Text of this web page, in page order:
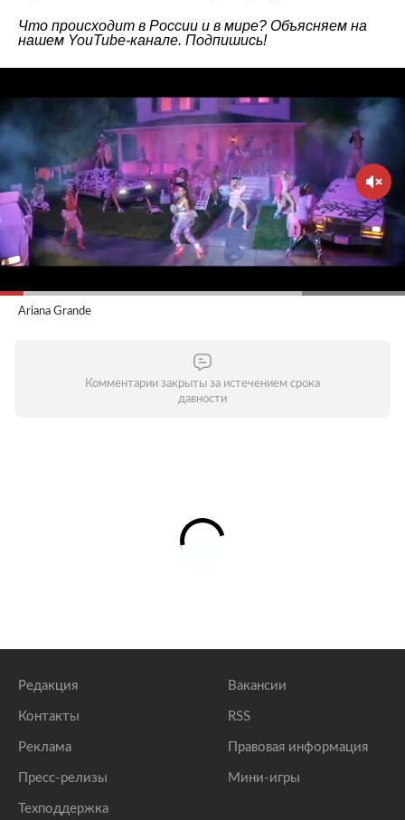
Что происходит в России и в мире? Объясняем на
нашем YouTube-канале. Подпишись!
Ariana Grande
Комментарии закрыты за истечением срока
давности
Редакция
Контакты
Реклама
Пресс-релизы
Техподдержка
Вакансии
RSS
Правовая информация
Мини-игры